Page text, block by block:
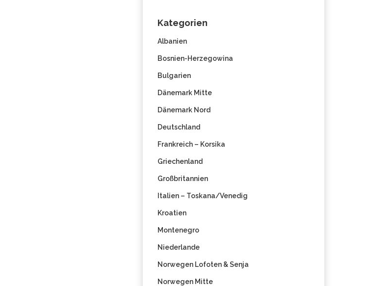
Kategorien
Albanien
Bosnien-Herzegowina
Bulgarien
Dänemark Mitte
Dänemark Nord
Deutschland
Frankreich – Korsika
Griechenland
Großbritannien
Italien – Toskana/Venedig
Kroatien
Montenegro
Niederlande
Norwegen Lofoten & Senja
Norwegen Mitte